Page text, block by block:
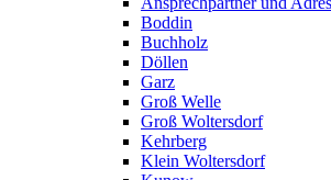
Boddin
Buchholz
Döllen
Garz
Groß Welle
Groß Woltersdorf
Kehrberg
Klein Woltersdorf